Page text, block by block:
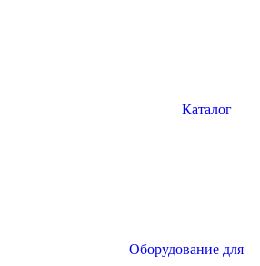
Каталог
Оборудование для